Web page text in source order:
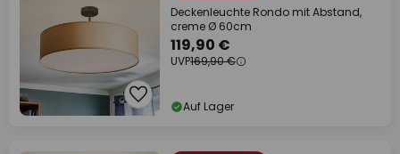
Deckenleuchte Rondo mit Abstand,
creme Ø 60cm
119,90 €
UVP169,90 €
Auf Lager